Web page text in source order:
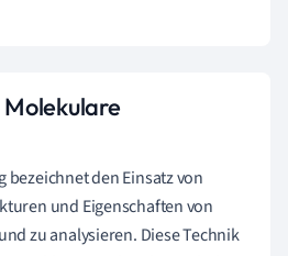
den Einsatz von
und Eigenschaften von
zu analysieren. Diese Technik